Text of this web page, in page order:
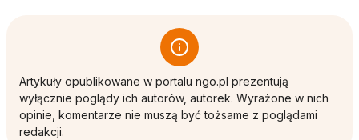
Artykuły opublikowane w portalu ngo.pl prezentują
wyłącznie poglądy ich autorów, autorek. Wyrażone w nich
opinie, komentarze nie muszą być tożsame z poglądami
redakcji.